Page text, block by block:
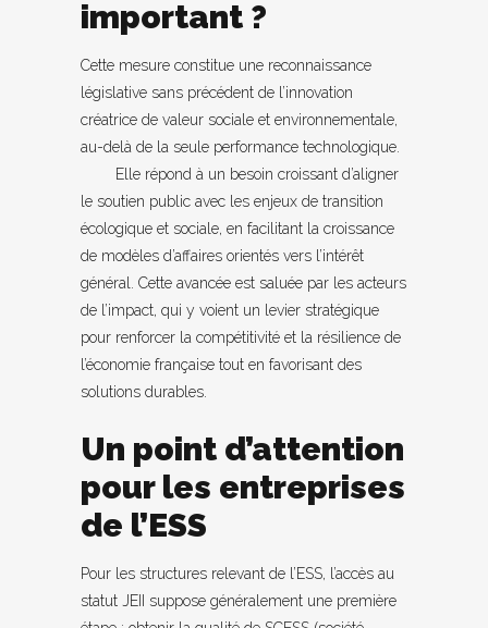
important ?
Cette mesure constitue une reconnaissance
législative sans précédent de l’innovation
créatrice de valeur sociale et environnementale,
au-delà de la seule performance technologique.
Elle répond à un besoin croissant d’aligner
le soutien public avec les enjeux de transition
écologique et sociale, en facilitant la croissance
de modèles d’affaires orientés vers l’intérêt
général. Cette avancée est saluée par les acteurs
de l’impact, qui y voient un levier stratégique
pour renforcer la compétitivité et la résilience de
l’économie française tout en favorisant des
solutions durables.
Un point d’attention
pour les entreprises
de l’ESS
Pour les structures relevant de l’ESS, l’accès au
statut JEII suppose généralement une première